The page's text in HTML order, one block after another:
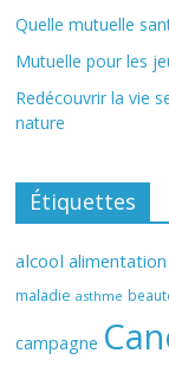
Quelle mutuelle
Mutuelle pour les
Redécouvrir la vie
nature
Étiquettes
alcool alimentation
maladie asthme
campagne